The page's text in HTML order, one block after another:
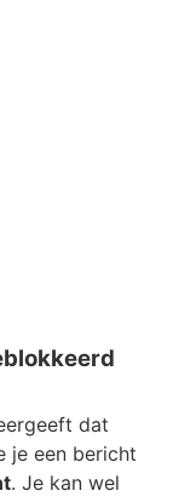
dat
je een bericht
. Je kan wel